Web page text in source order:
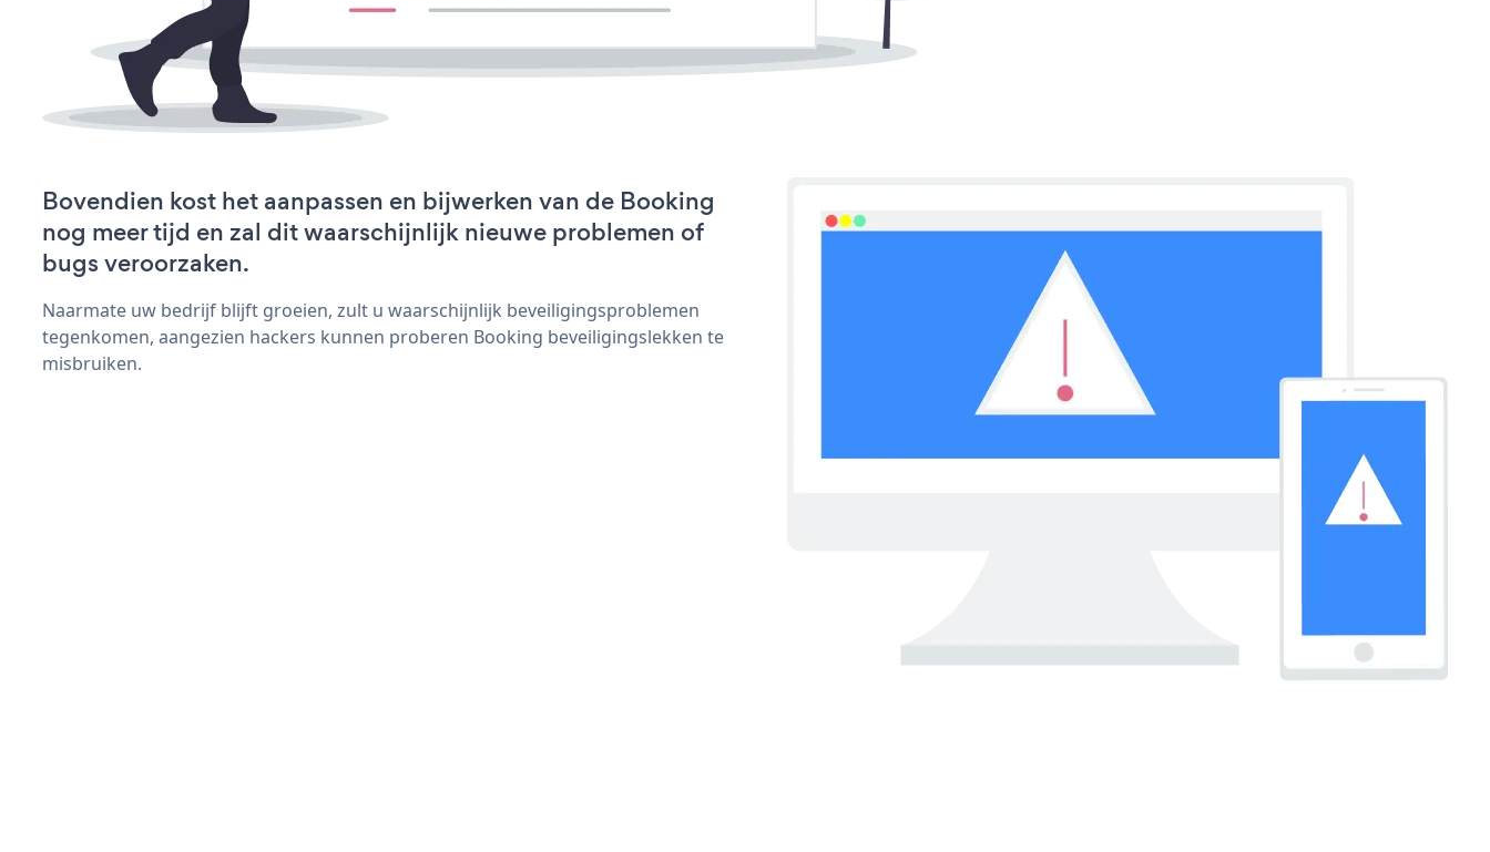
Bovendien kost het aanpassen en bijwerken van de Booking
nog meer tijd en zal dit waarschijnlijk nieuwe problemen of
bugs veroorzaken.
Naarmate uw bedrijf blijft groeien, zult u waarschijnlijk beveiligingsproblemen
tegenkomen, aangezien hackers kunnen proberen Booking beveiligingslekken te
misbruiken.